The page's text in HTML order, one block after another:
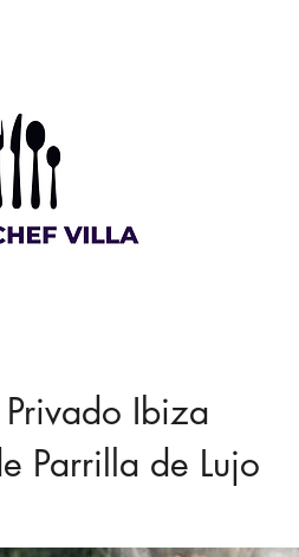
Ibiza
Parrilla de Lujo